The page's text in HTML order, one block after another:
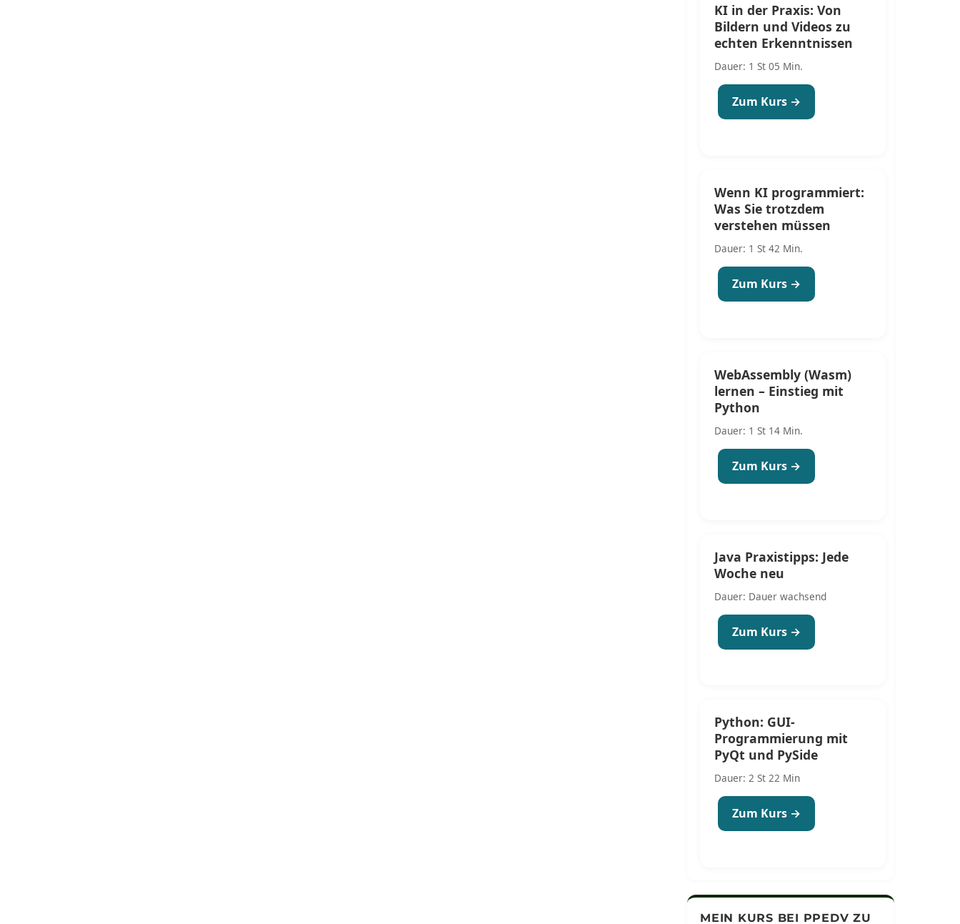
KI in der Praxis: Von
Bildern und Videos zu
echten Erkenntnissen
Dauer: 1 St 05 Min.
Zum Kurs →
Wenn KI programmiert:
Was Sie trotzdem
verstehen müssen
Dauer: 1 St 42 Min.
Zum Kurs →
WebAssembly (Wasm)
lernen – Einstieg mit
Python
Dauer: 1 St 14 Min.
Zum Kurs →
Java Praxistipps: Jede
Woche neu
Dauer: Dauer wachsend
Zum Kurs →
Python: GUI-
Programmierung mit
PyQt und PySide
Dauer: 2 St 22 Min
Zum Kurs →
MEIN KURS BEI PPEDV ZU